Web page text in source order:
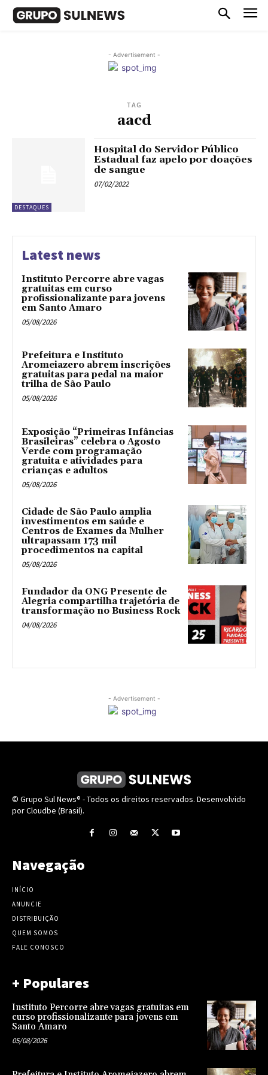
- Advertisement -
TAG
aacd
DESTAQUES
Hospital do Servidor Público
Estadual faz apelo por doações
de sangue
07/02/2022
Latest news
Instituto Percorre abre vagas
gratuitas em curso
profissionalizante para jovens
em Santo Amaro
05/08/2026
Prefeitura e Instituto
Aromeiazero abrem inscrições
gratuitas para pedal na maior
trilha de São Paulo
05/08/2026
Exposição “Primeiras Infâncias
Brasileiras” celebra o Agosto
Verde com programação
gratuita e atividades para
crianças e adultos
05/08/2026
Cidade de São Paulo amplia
investimentos em saúde e
Centros de Exames da Mulher
ultrapassam 173 mil
procedimentos na capital
05/08/2026
Fundador da ONG Presente de
Alegria compartilha trajetória de
transformação no Business Rock
04/08/2026
- Advertisement -
© Grupo Sul News® - Todos os direitos reservados. Desenvolvido
por Cloudbe (Brasil).
Navegação
INÍCIO
ANUNCIE
DISTRIBUIÇÃO
QUEM SOMOS
FALE CONOSCO
+ Populares
Instituto Percorre abre vagas gratuitas em
curso profissionalizante para jovens em
Santo Amaro
05/08/2026